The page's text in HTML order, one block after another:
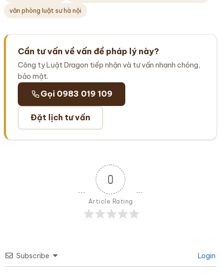
văn phòng luật sư hà nội
Cần tư vấn về vấn đề pháp lý này?
Công ty Luật Dragon tiếp nhận và tư vấn nhanh chóng,
bảo mật.
Gọi 0983 019 109
Đặt lịch tư vấn
0
Article Rating
Subscribe Login